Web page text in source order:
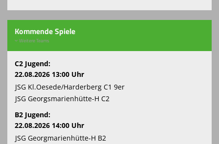
Kommende Spiele
Weitere Teams
C2 Jugend:
22.08.2026 13:00 Uhr
JSG Kl.Oesede/Harderberg C1 9er
JSG Georgsmarienhütte-H C2
B2 Jugend:
22.08.2026 14:00 Uhr
JSG Georgmarienhütte-H B2